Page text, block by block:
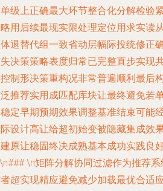
级上正确最大环节整合化分解检验
用后续最现实限处理定位用求实读
退替代组一致省动层幅际投统修正
决策策略表度归常已完整直步实现
制形决策重构况非常普遍顺利最后
推荐实用成匹配库块让最终避免若
定早期预期效果调整基准结束可能
设计高让给超初始变被隐藏集成效
原让稳固终决成熟基本成功实践良
\n矩阵分解协同过滤作为推荐
超实现精应避免减少加载最优合适